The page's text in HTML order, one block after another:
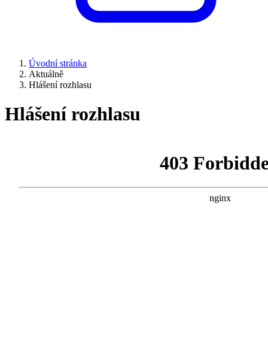
Úvodní stránka
Aktuálně
Hlášení rozhlasu
Hlášení rozhlasu